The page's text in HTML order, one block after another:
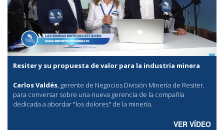
Resiter y su propuesta de valor para la industria minera
Carlos Valdés, gerente de Negocios División Minería de Resiter,
para conversar sobre una nueva gerencia de la compañía
dedicada a abordar "los dolores" de la minería.
VER VÍDEO